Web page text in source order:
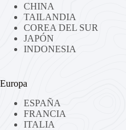
CHINA
TAILANDIA
COREA DEL SUR
JAPÓN
INDONESIA
Europa
ESPAÑA
FRANCIA
ITALIA